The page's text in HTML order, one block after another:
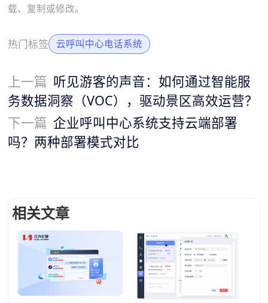
载、复制或修改。
热门标签 云呼叫中心电话系统
上一篇 听见游客的声音：如何通过智能服
务数据洞察（VOC），驱动景区高效运营？
下一篇 企业呼叫中心系统支持云端部署
吗？两种部署模式对比
相关文章